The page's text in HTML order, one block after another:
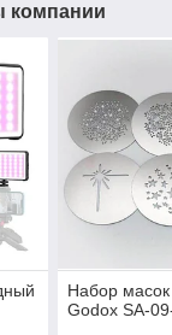
компании
Набор
Godox SA-